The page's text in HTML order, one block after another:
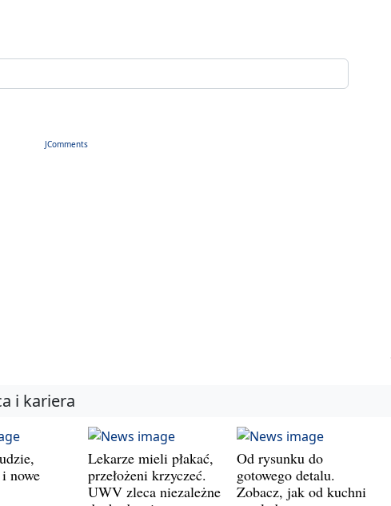
JComments
i kariera
nowe
Lekarze mieli płakać,
przełożeni krzyczeć.
UWV zleca niezależne
Od rysunku do
gotowego detalu.
Zobacz, jak od kuchni